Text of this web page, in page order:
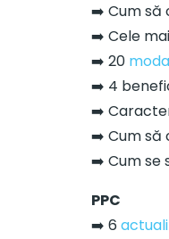
➡️ Cum să
➡️ Cele
➡️ 20
➡️ 4
➡️
➡️ Cum să
➡️ Cum se
PPC
➡️ 6